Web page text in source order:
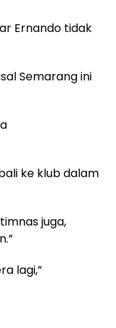
Ernando tidak
Semarang ini
ke klub dalam
juga,
lagi,”